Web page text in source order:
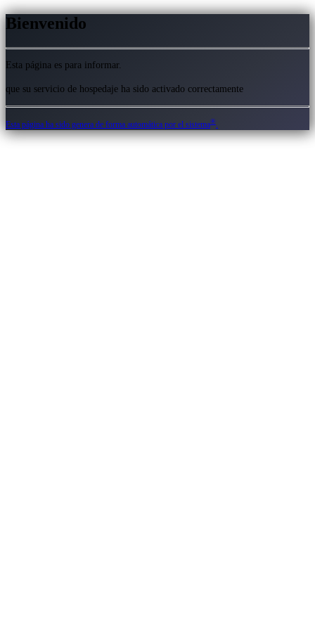
Bienvenido
Esta página es para informar.
que su servicio de hospedaje ha sido activado correctamente
Esta página ha sido genera de forma automática por el sistema®.